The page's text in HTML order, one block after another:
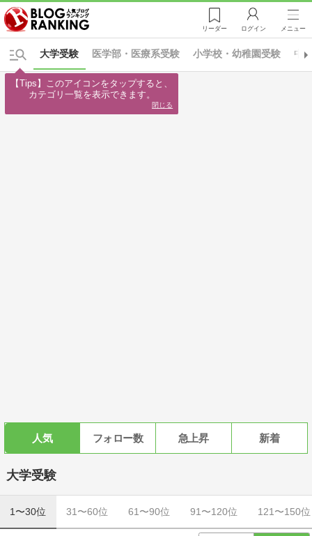
リーダー ログイン メニュー
医学部・医療系受験 小学校・幼稚園受験 中
大学受験
人気 フォロー数 急上昇 新着
大学受験
1〜30位 31〜60位 61〜90位 91〜120位 121〜150位
【Tips】このアイコンをタップすると、
カテゴリ一覧を表示できます。
閉じる